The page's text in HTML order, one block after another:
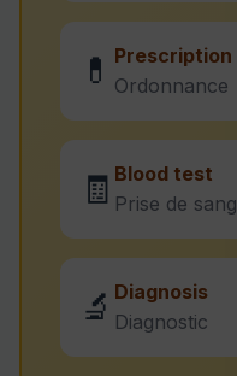
💊 Prescription
Ordonnance
🧾 Blood test
Prise de sang
🔬 Diagnosis
Diagnostic